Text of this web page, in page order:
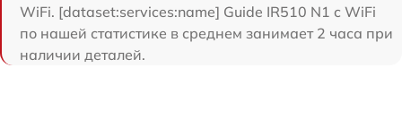
WiFi. [dataset:services:name] Guide IR510 N1 c WiFi
по нашей статистике в среднем занимает 2 часа при
наличии деталей.